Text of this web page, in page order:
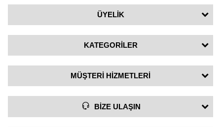
ÜYELİK
KATEGORİLER
MÜŞTERİ HİZMETLERİ
BİZE ULAŞIN